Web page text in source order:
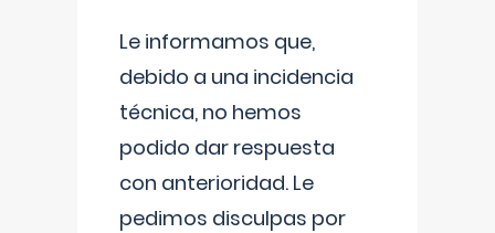
Le informamos que,
debido a una incidencia
técnica, no hemos
podido dar respuesta
con anterioridad. Le
pedimos disculpas por